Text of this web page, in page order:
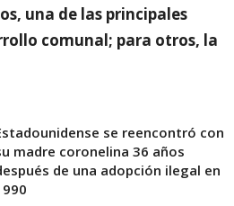
una de las principales
comunal; para otros, la
se reencontró con
madre coronelina 36 años
de una adopción ilegal en